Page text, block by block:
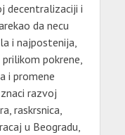
decentralizaciji i
da necu
i najpostenija,
pokrene,
i promene
razvoj
raskrsnica,
u Beogradu,